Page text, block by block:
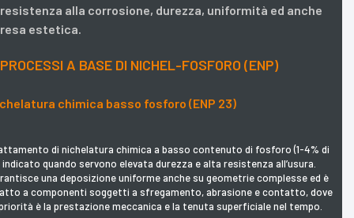
resistenza alla corrosione, durezza, uniformità ed anche
resa estetica.
PROCESSI A BASE DI NICHEL-FOSFORO (ENP)
chimica basso fosforo (ENP 23)
di nichelatura chimica a basso contenuto di fosforo (1-4% di
indicato quando servono elevata durezza e alta resistenza all’usura.
una deposizione uniforme anche su geometrie complesse ed è
a componenti soggetti a sfregamento, abrasione e contatto, dove
è la prestazione meccanica e la tenuta superficiale nel tempo.